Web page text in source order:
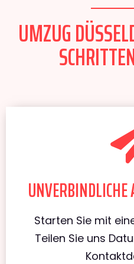
UMZUG
Starten Sie mit
Teilen Sie uns